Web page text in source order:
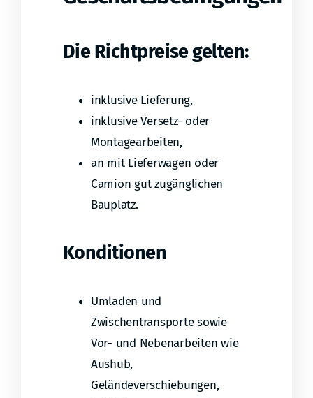
Die Richtpreise gelten:
inklusive Lieferung,
inklusive Versetz- oder
Montagearbeiten,
an mit Lieferwagen oder
Camion gut zugänglichen
Bauplatz.
Konditionen
Umladen und
Zwischentransporte sowie
Vor- und Nebenarbeiten wie
Aushub,
Geländeverschiebungen,